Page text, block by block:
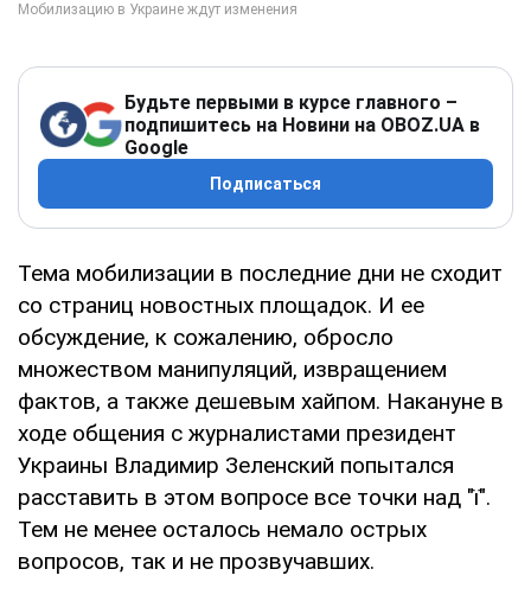
Будьте первыми в курсе главного –
подпишитесь на Новини на OBOZ.UA в
Google
Подписаться
Тема мобилизации в последние дни не сходит
со страниц новостных площадок. И ее
обсуждение, к сожалению, обросло
множеством манипуляций, извращением
фактов, а также дешевым хайпом. Накануне в
ходе общения с журналистами президент
Украины Владимир Зеленский попытался
расставить в этом вопросе все точки над "ї".
Тем не менее осталось немало острых
вопросов, так и не прозвучавших.